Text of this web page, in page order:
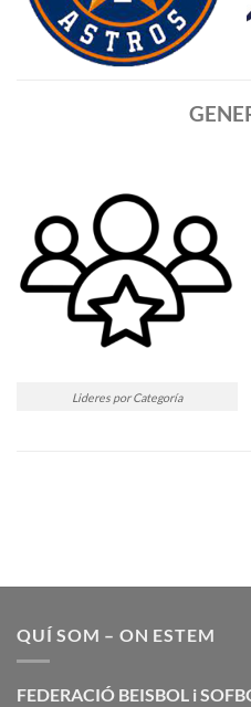
Lideres por Categoría
QUÍ SOM – ON ESTEM
FEDERACIÓ BEISBOL i